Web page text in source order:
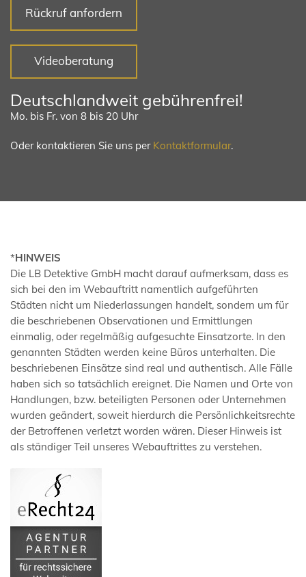
Rückruf anfordern
Videoberatung
Deutschlandweit gebührenfrei!
Mo. bis Fr. von 8 bis 20 Uhr
Oder kontaktieren Sie uns per Kontaktformular.
*HINWEIS
Die LB Detektive GmbH macht darauf aufmerksam, dass es
sich bei den im Webauftritt namentlich aufgeführten
Städten nicht um Niederlassungen handelt, sondern um für
die beschriebenen Observationen und Ermittlungen
einmalig, oder regelmäßig aufgesuchte Einsatzorte. In den
genannten Städten werden keine Büros unterhalten. Die
beschriebenen Einsätze sind real und authentisch. Alle Fälle
haben sich so tatsächlich ereignet. Die Namen und Orte von
Handlungen, bzw. beteiligten Personen oder Unternehmen
wurden geändert, soweit hierdurch die Persönlichkeitsrechte
der Betroffenen verletzt worden wären. Dieser Hinweis ist
als ständiger Teil unseres Webauftrittes zu verstehen.